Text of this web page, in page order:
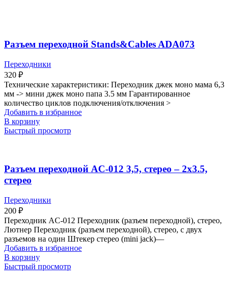
Разъем переходной Stands&Cables ADA073
Переходники
320 ₽
Технические характеристики: Переходник джек моно мама 6,3
мм -> мини джек моно папа 3.5 мм Гарантированное
количество циклов подключения/отключения >
Добавить в избранное
В корзину
Быстрый просмотр
Разъем переходной AC-012 3,5, стерео – 2х3.5,
стерео
Переходники
200 ₽
Переходник AC-012 Переходник (разъем переходной), стерео,
Лютнер Переходник (разъем переходной), стерео, с двух
разъемов на один Штекер стерео (mini jack)—
Добавить в избранное
В корзину
Быстрый просмотр